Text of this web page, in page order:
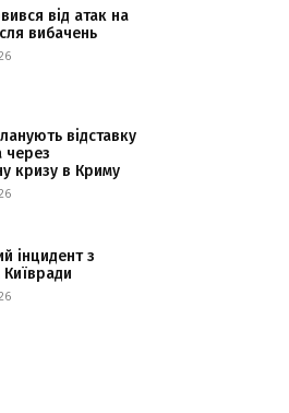
від атак на
вибачень
відставку
через
кризу в Криму
інцидент з